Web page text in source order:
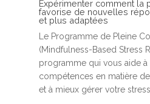
Expérimenter comment la
favorise de nouvelles
et plus adaptées
Le Programme de Pleine
(Mindfulness-Based Stress
programme qui vous aide
compétences en matière
et à mieux gérer votre stress.